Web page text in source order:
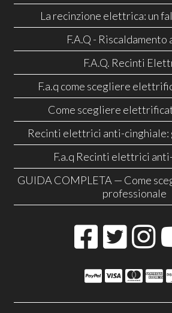
La recinzione elettrica: un
F.A.Q - Riscaldamento
F.A.Q. Recinti
F.a.q come scegliere
Come scegliere
Recinti elettrici anti-cinghiale:
F.a.q Recinti elettrici
GUIDA COMPLETA — Come
professionale